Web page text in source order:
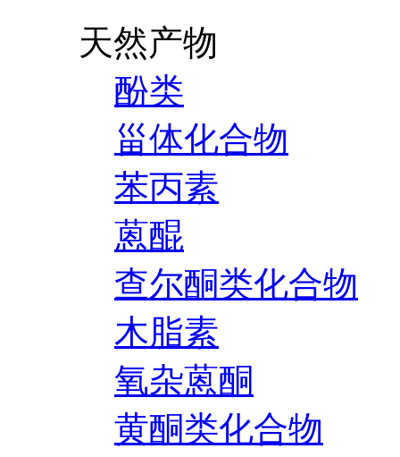
天然产物
酚类
甾体化合物
苯丙素
蒽醌
查尔酮类化合物
木脂素
氧杂蒽酮
黄酮类化合物